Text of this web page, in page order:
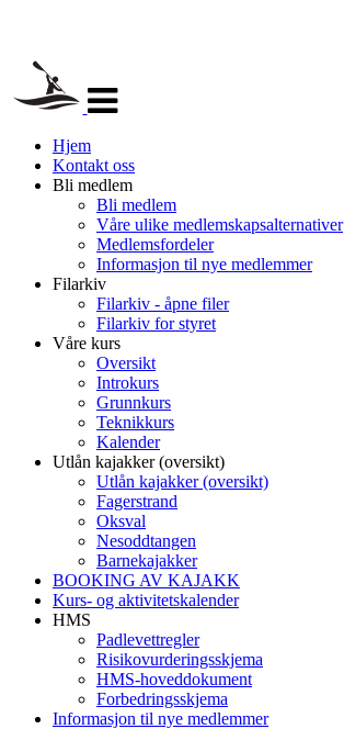
navigasjon
Hjem
Kontakt oss
Bli medlem
Bli medlem
Våre ulike medlemskapsalternativer
Medlemsfordeler
Informasjon til nye medlemmer
Filarkiv
Filarkiv - åpne filer
Filarkiv for styret
Våre kurs
Oversikt
Introkurs
Grunnkurs
Teknikkurs
Kalender
Utlån kajakker (oversikt)
Utlån kajakker (oversikt)
Fagerstrand
Oksval
Nesoddtangen
Barnekajakker
BOOKING AV KAJAKK
Kurs- og aktivitetskalender
HMS
Padlevettregler
Risikovurderingsskjema
HMS-hoveddokument
Forbedringsskjema
Informasjon til nye medlemmer